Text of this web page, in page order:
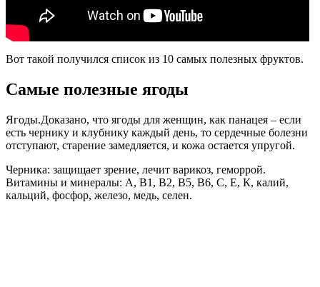
Вот такой получился список из 10 самых полезных фруктов.
Самые полезные ягоды
Ягоды.Доказано, что ягоды для женщин, как панацея – если
есть чернику и клубнику каждый день, то сердечные болезни
отступают, старение замедляется, и кожа остается упругой.
Черника: защищает зрение, лечит варикоз, геморрой.
Витамины и минералы: А, В1, В2, В5, В6, С, Е, К, калий,
кальций, фосфор, железо, медь, селен.